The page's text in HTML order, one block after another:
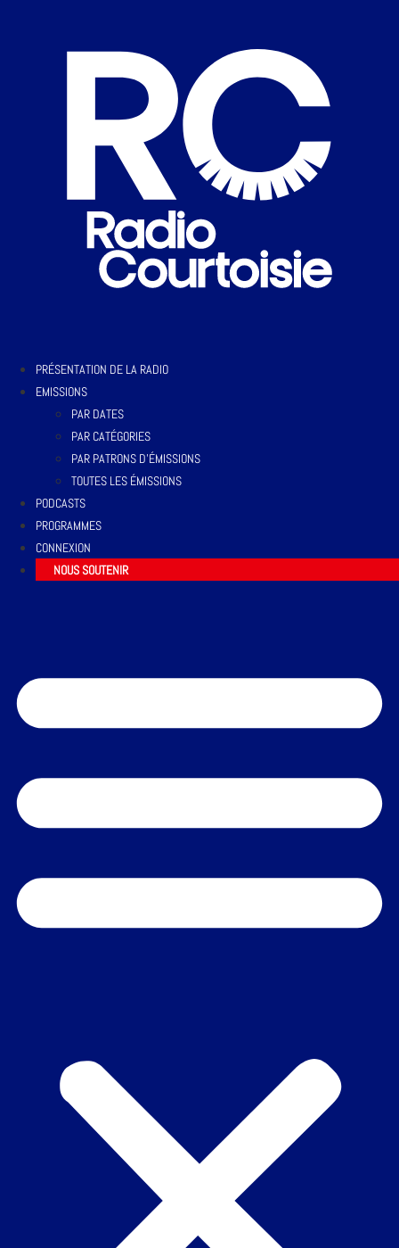
PRÉSENTATION DE LA RADIO
EMISSIONS
PAR DATES
PAR CATÉGORIES
PAR PATRONS D’ÉMISSIONS
TOUTES LES ÉMISSIONS
PODCASTS
PROGRAMMES
CONNEXION
NOUS SOUTENIR